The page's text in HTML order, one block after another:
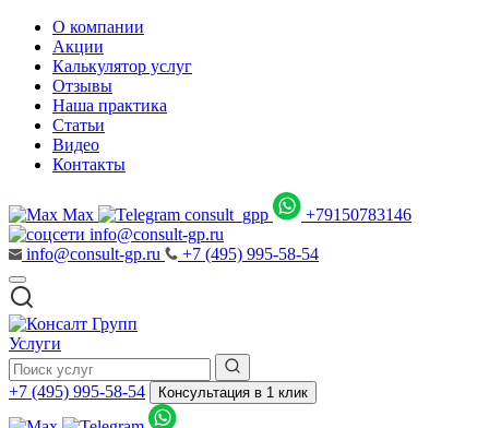
О компании
Акции
Калькулятор услуг
Отзывы
Наша практика
Статьи
Видео
Контакты
Max consult_gpp
+79150783146
info@consult-gp.ru
info@consult-gp.ru
+7 (495) 995-58-54
Услуги
+7 (495) 995-58-54 Консультация в 1 клик